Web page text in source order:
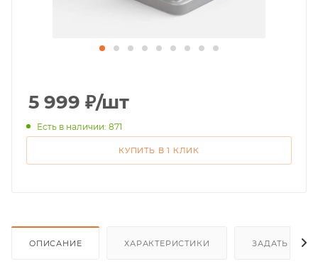
5 999 ₽/шт
Есть в наличии: 871
КУПИТЬ В 1 КЛИК
ОПИСАНИЕ ХАРАКТЕРИСТИКИ ЗАДАТЬ